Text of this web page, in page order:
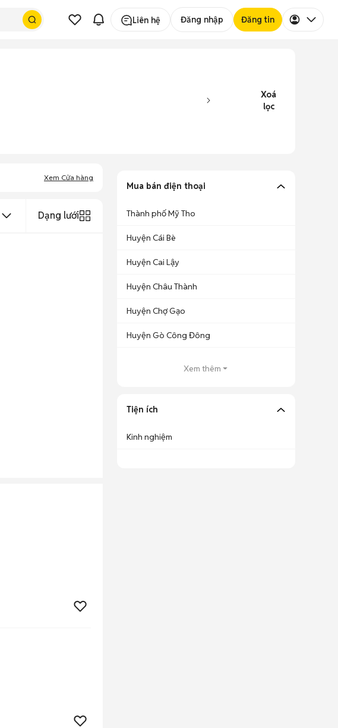
Liên hệ Đăng nhập Đăng tin
Xoá
lọc
Xem Cửa hàng
Dạng lưới
Mua bán điện thoại
Thành phố Mỹ Tho
Huyện Cái Bè
Huyện Cai Lậy
Huyện Châu Thành
Huyện Chợ Gạo
Huyện Gò Công Đông
Xem thêm
Tiện ích
Kinh nghiệm